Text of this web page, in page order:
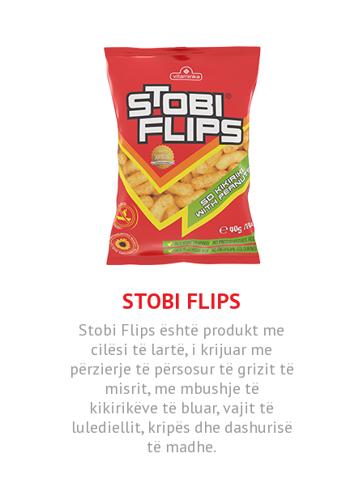
STOBI FLIPS
Stobi Flips është produkt me
cilësi të lartë, i krijuar me
përzierje të përsosur të grizit të
misrit, me mbushje të
kikirikëve të bluar, vajit të
lulediellit, kripës dhe dashurisë
të madhe.